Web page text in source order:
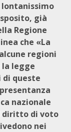
lontanissimo
già
Regione
che «La
regioni
legge
queste
nazionale
diritto di voto
nei